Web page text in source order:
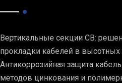
Вертикальные секции СВ:
прокладки кабелей в высотных
Антикоррозийная защита
методов цинкования и